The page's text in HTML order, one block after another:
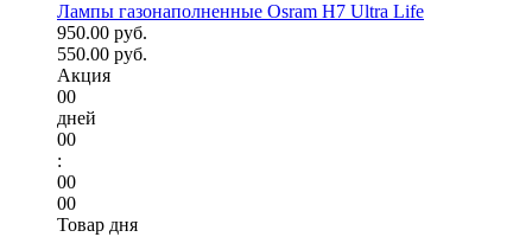
Лампы газонаполненные Osram H7 Ultra Life
950.00 руб.
550.00 руб.
Акция
00
дней
00
:
00
00
Товар дня